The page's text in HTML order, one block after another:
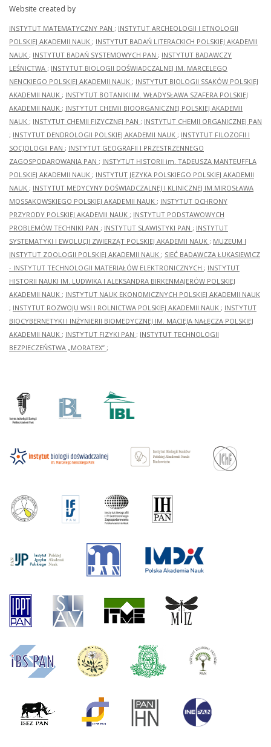
Website created by
INSTYTUT MATEMATYCZNY PAN ; INSTYTUT ARCHEOLOGII I ETNOLOGII
POLSKIEJ AKADEMII NAUK ; INSTYTUT BADAŃ LITERACKICH POLSKIEJ AKADEMII
NAUK ; INSTYTUT BADAŃ SYSTEMOWYCH PAN ; INSTYTUT BADAWCZY
LEŚNICTWA ; INSTYTUT BIOLOGII DOŚWIADCZALNEJ IM. MARCELEGO
NENCKIEGO POLSKIEJ AKADEMII NAUK ; INSTYTUT BIOLOGII SSAKÓW POLSKIEJ
AKADEMII NAUK ; INSTYTUT BOTANIKI IM. WŁADYSŁAWA SZAFERA POLSKIEJ
AKADEMII NAUK ; INSTYTUT CHEMII BIOORGANICZNEJ POLSKIEJ AKADEMII
NAUK ; INSTYTUT CHEMII FIZYCZNEJ PAN ; INSTYTUT CHEMII ORGANICZNEJ PAN
; INSTYTUT DENDROLOGII POLSKIEJ AKADEMII NAUK ; INSTYTUT FILOZOFII I
SOCJOLOGII PAN ; INSTYTUT GEOGRAFII I PRZESTRZENNEGO
ZAGOSPODAROWANIA PAN ; INSTYTUT HISTORII im. TADEUSZA MANTEUFFLA
POLSKIEJ AKADEMII NAUK ; INSTYTUT JĘZYKA POLSKIEGO POLSKIEJ AKADEMII
NAUK ; INSTYTUT MEDYCYNY DOŚWIADCZALNEJ I KLINICZNEJ IM.MIROSŁAWA
MOSSAKOWSKIEGO POLSKIEJ AKADEMII NAUK ; INSTYTUT OCHRONY
PRZYRODY POLSKIEJ AKADEMII NAUK ; INSTYTUT PODSTAWOWYCH
PROBLEMÓW TECHNIKI PAN ; INSTYTUT SLAWISTYKI PAN ; INSTYTUT
SYSTEMATYKI I EWOLUCJI ZWIERZĄT POLSKIEJ AKADEMII NAUK ; MUZEUM I
INSTYTUT ZOOLOGII POLSKIEJ AKADEMII NAUK ; SIEĆ BADAWCZA ŁUKASIEWICZ
- INSTYTUT TECHNOLOGII MATERIAŁÓW ELEKTRONICZNYCH ; INSTYTUT
HISTORII NAUKI IM. LUDWIKA I ALEKSANDRA BIRKENMAJERÓW POLSKIEJ
AKADEMII NAUK ; INSTYTUT NAUK EKONOMICZNYCH POLSKIEJ AKADEMII NAUK
; INSTYTUT ROZWOJU WSI I ROLNICTWA POLSKIEJ AKADEMII NAUK ; INSTYTUT
BIOCYBERNETYKI I INŻYNIERII BIOMEDYCZNEJ IM. MACIEJA NAŁĘCZA POLSKIEJ
AKADEMII NAUK ; INSTYTUT FIZYKI PAN ; INSTYTUT TECHNOLOGII
BEZPIECZEŃSTWA „MORATEX” ;